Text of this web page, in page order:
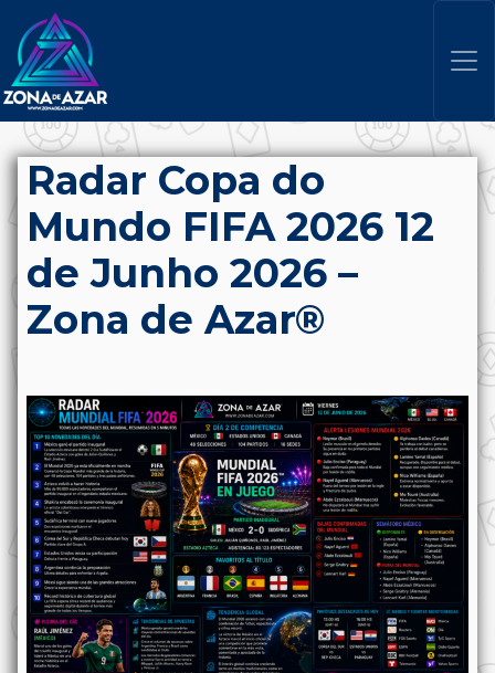
Radar Copa do
Mundo FIFA 2026 12
de Junho 2026 –
Zona de Azar®